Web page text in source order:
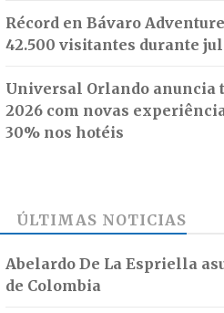
Récord en Bávaro
42.500 visitantes durante
Universal Orlando anuncia
2026 com novas
30% nos hotéis
ÚLTIMAS NOTICIAS
Abelardo De La Espriella
de Colombia